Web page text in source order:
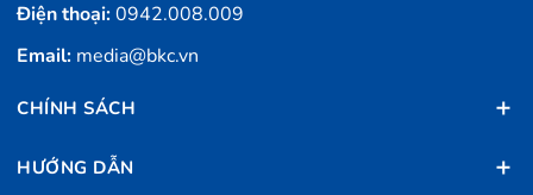
Điện thoại:0942.008.009
Email: media@bkc.vn
CHÍNH SÁCH
HƯỚNG DẪN